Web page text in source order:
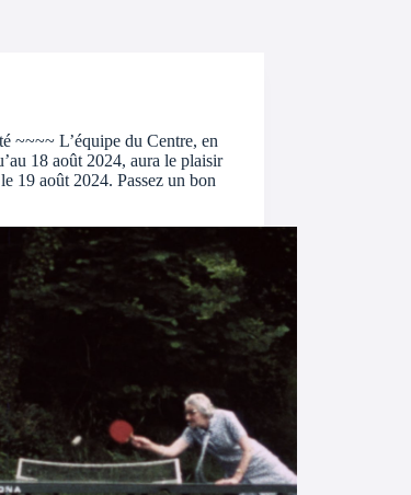
~~~~ L’équipe du Centre, en
18 août 2024, aura le plaisir
19 août 2024. Passez un bon